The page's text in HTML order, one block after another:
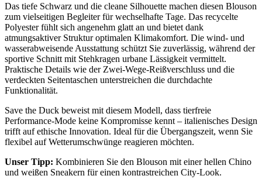
Das tiefe Schwarz und die cleane Silhouette machen diesen Blouson
zum vielseitigen Begleiter für wechselhafte Tage. Das recycelte
Polyester fühlt sich angenehm glatt an und bietet dank
atmungsaktiver Struktur optimalen Klimakomfort. Die wind- und
wasserabweisende Ausstattung schützt Sie zuverlässig, während der
sportive Schnitt mit Stehkragen urbane Lässigkeit vermittelt.
Praktische Details wie der Zwei-Wege-Reißverschluss und die
verdeckten Seitentaschen unterstreichen die durchdachte
Funktionalität.
Save the Duck beweist mit diesem Modell, dass tierfreie
Performance-Mode keine Kompromisse kennt – italienisches Design
trifft auf ethische Innovation. Ideal für die Übergangszeit, wenn Sie
flexibel auf Wetterumschwünge reagieren möchten.
Unser Tipp: Kombinieren Sie den Blouson mit einer hellen Chino
und weißen Sneakern für einen kontrastreichen City-Look.